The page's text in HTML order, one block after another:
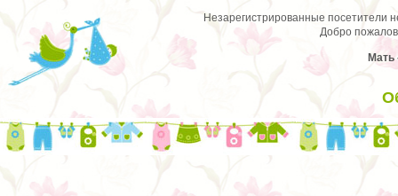
Незарегистрированные посетители
Добро
Мать